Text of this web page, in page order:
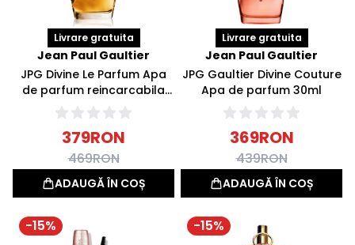
Livrare gratuita
Jean Paul Gaultier
JPG Divine Le Parfum Apa
de parfum reincarcabila
30ml
379RON
469RON
ADAUGĂ ÎN COȘ
Livrare gratuita
Jean Paul Gaultier
JPG Gaultier Divine Couture
Apa de parfum 30ml
369RON
439RON
ADAUGĂ ÎN COȘ
-15% -15%